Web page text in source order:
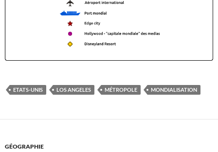
ETATS-UNIS LOS ANGELES MÉTROPOLE MONDIALISATION
GÉOGRAPHIE